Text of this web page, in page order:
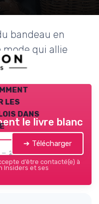
bandeau en
mode qui allie
les
dans
— 2026
le livre blanc
➔ Télécharger
d’être contacté(e) à
Insiders et ses